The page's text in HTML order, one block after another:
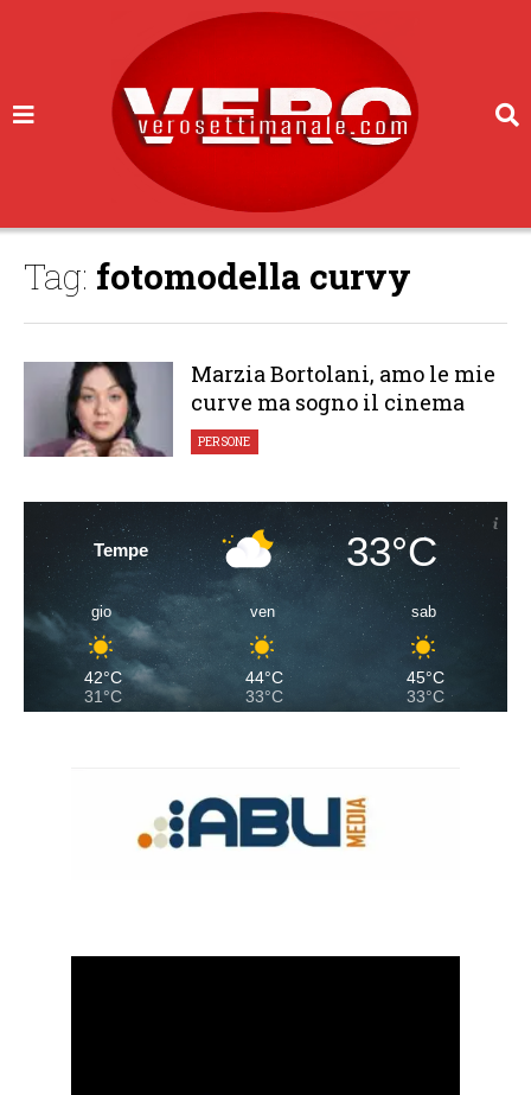
Tag: fotomodella curvy
Marzia Bortolani, amo le mie
curve ma sogno il cinema
PERSONE
Tempe 33°C
gio
42°C
31°C
ven
44°C
33°C
sab
45°C
33°C